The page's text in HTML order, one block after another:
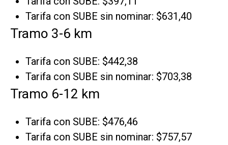
Tarifa con SUBE sin nominar: $631,40
Tramo 3-6 km
Tarifa con SUBE: $442,38
Tarifa con SUBE sin nominar: $703,38
Tramo 6-12 km
Tarifa con SUBE: $476,46
Tarifa con SUBE sin nominar: $757,57